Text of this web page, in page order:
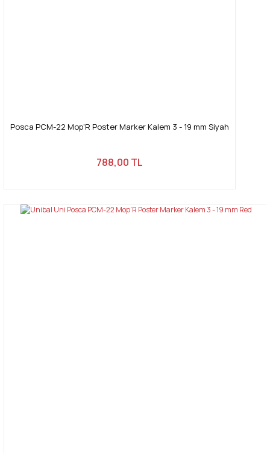
Posca PCM-22 Mop'R Poster Marker Kalem 3 - 19 mm Siyah
788,00 TL